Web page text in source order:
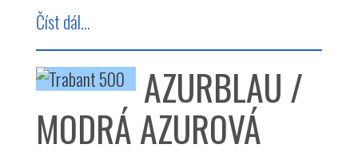
Číst dál...
AZURBLAU /
MODRÁ AZUROVÁ